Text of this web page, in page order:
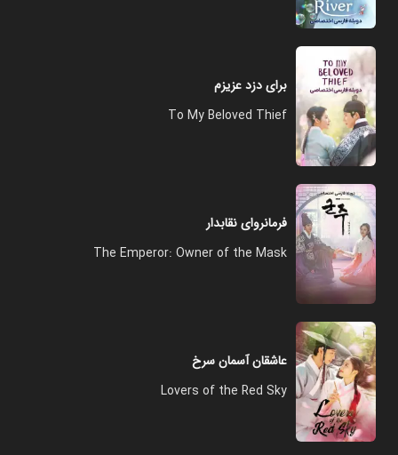
برای دزد عزیزم
To My Beloved Thief
فرمانروای نقابدار
The Emperor: Owner of the Mask
عاشقان آسمان سرخ
Lovers of the Red Sky